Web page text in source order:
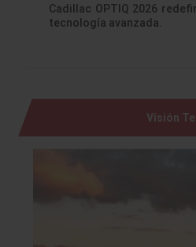
Cadillac OPTIQ 2026
tecnología avanzada.
Visión